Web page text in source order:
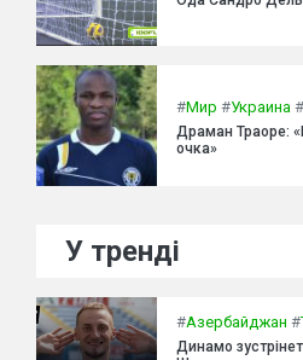
#Мир #Украина #
Драман Траоре:
очка»
У тренді
#Азербайджан #
Динамо